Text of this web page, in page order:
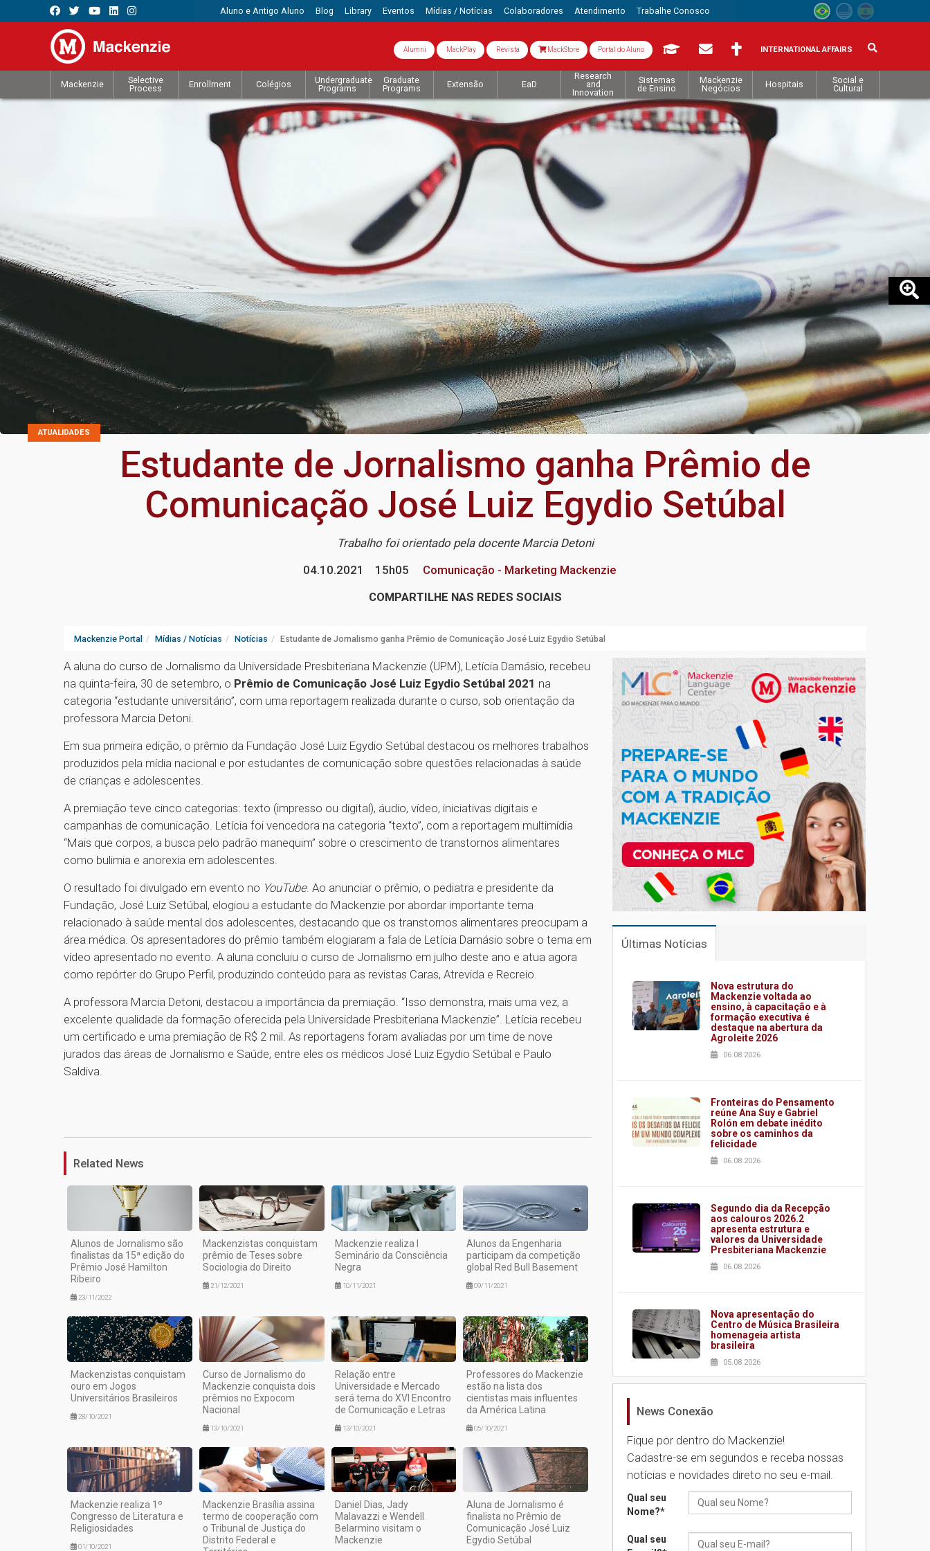
Aluno e Antigo Aluno Blog Library Eventos Mídias / Notícias Colaboradores Atendimento Trabalhe Conosco
Alumni MackPlay Revista MackStore Portal do Aluno INTERNATIONAL AFFAIRS
Mackenzie
Selective
Process
Enrollment Colégios
Undergraduate
Programs
Graduate
Programs
Extensão EaD
Research
and
Innovation
Sistemas
de Ensino
Mackenzie
Negócios
Hospitais
Social e
Cultural
ATUALIDADES
Estudante de Jornalismo ganha Prêmio de
Comunicação José Luiz Egydio Setúbal
Trabalho foi orientado pela docente Marcia Detoni
04.10.2021
15h05
Comunicação - Marketing Mackenzie
COMPARTILHE NAS REDES SOCIAIS
Mackenzie Portal Mídias / Notícias Notícias Estudante de Jornalismo ganha Prêmio de Comunicação José Luiz Egydio Setúbal
A aluna do curso de Jornalismo da Universidade Presbiteriana Mackenzie (UPM), Letícia Damásio, recebeu
na quinta-feira, 30 de setembro, o Prêmio de Comunicação José Luiz Egydio Setúbal 2021 na
categoria “estudante universitário”, com uma reportagem realizada durante o curso, sob orientação da
professora Marcia Detoni.
Em sua primeira edição, o prêmio da Fundação José Luiz Egydio Setúbal destacou os melhores trabalhos
produzidos pela mídia nacional e por estudantes de comunicação sobre questões relacionadas à saúde
de crianças e adolescentes.
A premiação teve cinco categorias: texto (impresso ou digital), áudio, vídeo, iniciativas digitais e
campanhas de comunicação. Letícia foi vencedora na categoria “texto”, com a reportagem multimídia
“Mais que corpos, a busca pelo padrão manequim” sobre o crescimento de transtornos alimentares
como bulimia e anorexia em adolescentes.
O resultado foi divulgado em evento no YouTube. Ao anunciar o prêmio, o pediatra e presidente da
Fundação, José Luiz Setúbal, elogiou a estudante do Mackenzie por abordar importante tema
relacionado à saúde mental dos adolescentes, destacando que os transtornos alimentares preocupam a
área médica. Os apresentadores do prêmio também elogiaram a fala de Letícia Damásio sobre o tema em
vídeo apresentado no evento. A aluna concluiu o curso de Jornalismo em julho deste ano e atua agora
como repórter do Grupo Perfil, produzindo conteúdo para as revistas Caras, Atrevida e Recreio.
A professora Marcia Detoni, destacou a importância da premiação. “Isso demonstra, mais uma vez, a
excelente qualidade da formação oferecida pela Universidade Presbiteriana Mackenzie”. Letícia recebeu
um certificado e uma premiação de R$ 2 mil. As reportagens foram avaliadas por um time de nove
jurados das áreas de Jornalismo e Saúde, entre eles os médicos José Luiz Egydio Setúbal e Paulo
Saldiva.
Related News
Alunos de Jornalismo são
finalistas da 15ª edição do
Prêmio José Hamilton
Ribeiro
23/11/2022
Mackenzistas conquistam
prêmio de Teses sobre
Sociologia do Direito
21/12/2021
Mackenzie realiza I
Seminário da Consciência
Negra
10/11/2021
Alunos da Engenharia
participam da competição
global Red Bull Basement
09/11/2021
Mackenzistas conquistam
ouro em Jogos
Universitários Brasileiros
28/10/2021
Curso de Jornalismo do
Mackenzie conquista dois
prêmios no Expocom
Nacional
13/10/2021
Relação entre
Universidade e Mercado
será tema do XVI Encontro
de Comunicação e Letras
13/10/2021
Professores do Mackenzie
estão na lista dos
cientistas mais influentes
da América Latina
05/10/2021
Mackenzie realiza 1º
Congresso de Literatura e
Religiosidades
01/10/2021
Mackenzie Brasília assina
termo de cooperação com
o Tribunal de Justiça do
Distrito Federal e
Daniel Dias, Jady
Malavazzi e Wendell
Belarmino visitam o
Mackenzie
Aluna de Jornalismo é
finalista no Prêmio de
Comunicação José Luiz
Egydio Setúbal
Últimas Notícias
Nova estrutura do
Mackenzie voltada ao
ensino, à capacitação e à
formação executiva é
destaque na abertura da
Agroleite 2026
06.08.2026
Fronteiras do Pensamento
reúne Ana Suy e Gabriel
Rolón em debate inédito
sobre os caminhos da
felicidade
06.08.2026
Segundo dia da Recepção
aos calouros 2026.2
apresenta estrutura e
valores da Universidade
Presbiteriana Mackenzie
06.08.2026
Nova apresentação do
Centro de Música Brasileira
homenageia artista
brasileira
05.08.2026
Universidade Mackenzie
Seminário discute desafios
das novas tecnologias em
sistemas solares
04.08.2026
News Conexão
Fique por dentro do Mackenzie!
Cadastre-se em segundos e receba nossas
notícias e novidades direto no seu e-mail.
Qual seu
Nome?*
Qual seu